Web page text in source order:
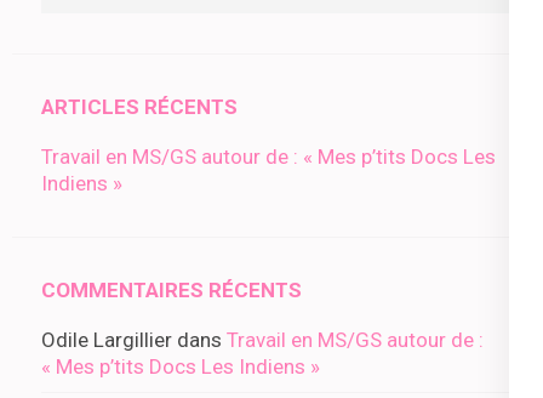
ARTICLES RÉCENTS
Travail en MS/GS autour de : « Mes p’tits Docs Les
Indiens »
COMMENTAIRES RÉCENTS
Odile Largillier dans Travail en MS/GS autour de :
« Mes p’tits Docs Les Indiens »